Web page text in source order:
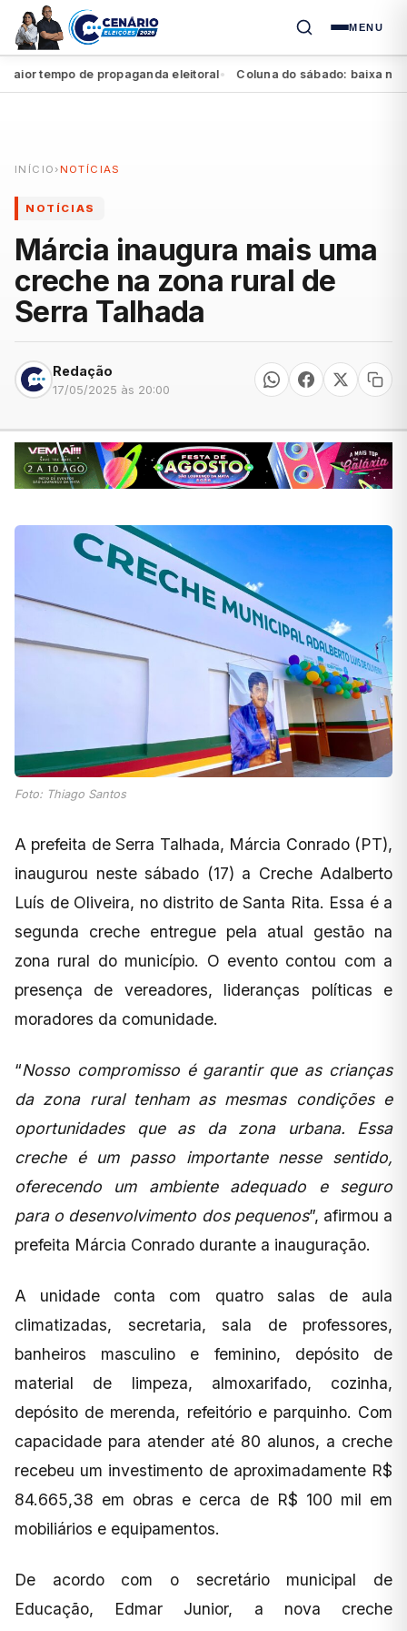
MENU
tempo de propaganda eleitoral● Coluna do sábado: baixa no
INÍCIO › NOTÍCIAS
NOTÍCIAS
Márcia inaugura mais uma
creche na zona rural de
Serra Talhada
Redação
17/05/2025 às 20:00
Foto: Thiago Santos
A prefeita de Serra Talhada, Márcia Conrado (PT),
inaugurou neste sábado (17) a Creche Adalberto
Luís de Oliveira, no distrito de Santa Rita. Essa é a
segunda creche entregue pela atual gestão na
zona rural do município. O evento contou com a
presença de vereadores, lideranças políticas e
moradores da comunidade.
“Nosso compromisso é garantir que as crianças
da zona rural tenham as mesmas condições e
oportunidades que as da zona urbana. Essa
creche é um passo importante nesse sentido,
oferecendo um ambiente adequado e seguro
para o desenvolvimento dos pequenos”, afirmou a
prefeita Márcia Conrado durante a inauguração.
A unidade conta com quatro salas de aula
climatizadas, secretaria, sala de professores,
banheiros masculino e feminino, depósito de
material de limpeza, almoxarifado, cozinha,
depósito de merenda, refeitório e parquinho. Com
capacidade para atender até 80 alunos, a creche
recebeu um investimento de aproximadamente R$
84.665,38 em obras e cerca de R$ 100 mil em
mobiliários e equipamentos.
De acordo com o secretário municipal de
Educação, Edmar Junior, a nova creche